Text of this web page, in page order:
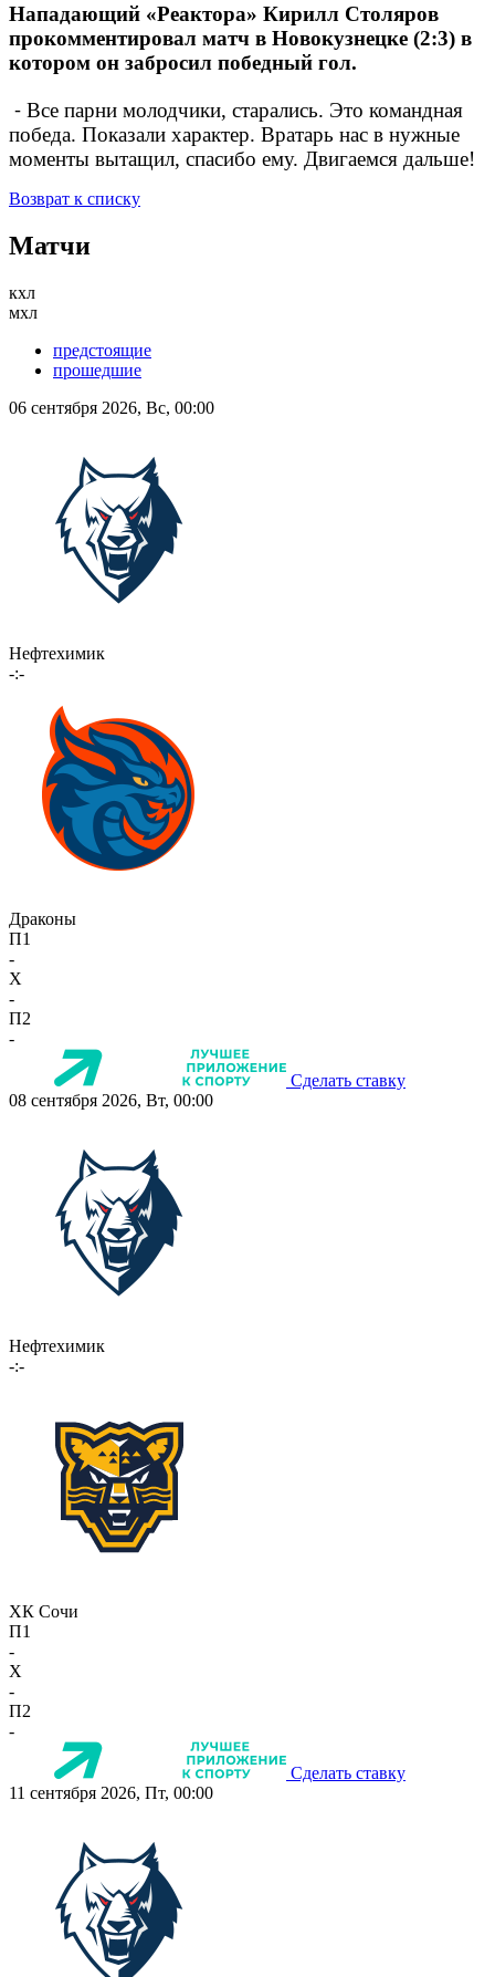
Нападающий «Реактора» Кирилл Столяров
прокомментировал матч в Новокузнецке (2:3) в
котором он забросил победный гол.
⁃ Все парни молодчики, старались. Это командная
победа. Показали характер. Вратарь нас в нужные
моменты вытащил, спасибо ему. Двигаемся дальше!
Возврат к списку
Матчи
кхл
мхл
предстоящие
прошедшие
06 сентября 2026, Вс, 00:00
Нефтехимик
-:-
Драконы
П1
-
X
-
П2
-
Сделать ставку
08 сентября 2026, Вт, 00:00
Нефтехимик
-:-
ХК Сочи
П1
-
X
-
П2
-
Сделать ставку
11 сентября 2026, Пт, 00:00